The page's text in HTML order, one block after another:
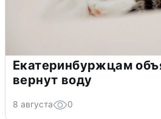
Екатеринбуржцам
вернут воду
8 августа 0